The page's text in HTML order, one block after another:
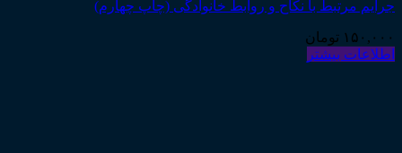
جرایم مرتبط با نکاح و روابط خانوادگی (چاپ چهارم)
۱۵۰,۰۰۰ تومان
اطلاعات بیشتر